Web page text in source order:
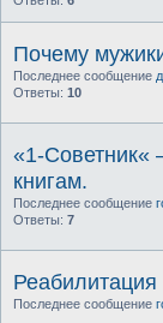
Почему
Последнее сообщение
Ответы: 10
«1-Советник«
книгам.
Последнее сообщение
Ответы: 7
Последнее сообщение